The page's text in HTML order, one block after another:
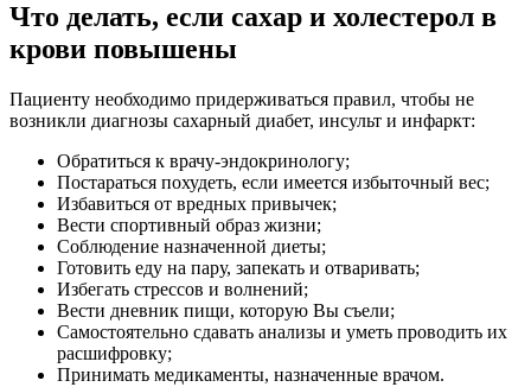
Что делать, если сахар и холестерол в
крови повышены
Пациенту необходимо придерживаться правил, чтобы не
возникли диагнозы сахарный диабет, инсульт и инфаркт:
Обратиться к врачу-эндокринологу;
Постараться похудеть, если имеется избыточный вес;
Избавиться от вредных привычек;
Вести спортивный образ жизни;
Соблюдение назначенной диеты;
Готовить еду на пару, запекать и отваривать;
Избегать стрессов и волнений;
Вести дневник пищи, которую Вы съели;
Самостоятельно сдавать анализы и уметь проводить их
расшифровку;
Принимать медикаменты, назначенные врачом.